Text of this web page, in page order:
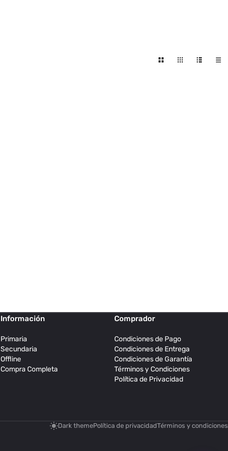
Información
Primaria
Secundaria
Offline
Compra Completa
Comprador
Condiciones de Pago
Condiciones de Entrega
Condiciones de Garantía
Términos y Condiciones
Política de Privacidad
Dark themePolítica de privacidadTérminos y condiciones